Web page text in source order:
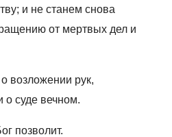
и не станем снова
от мертвых дел и
возложении рук,
о суде вечном.
позволит.